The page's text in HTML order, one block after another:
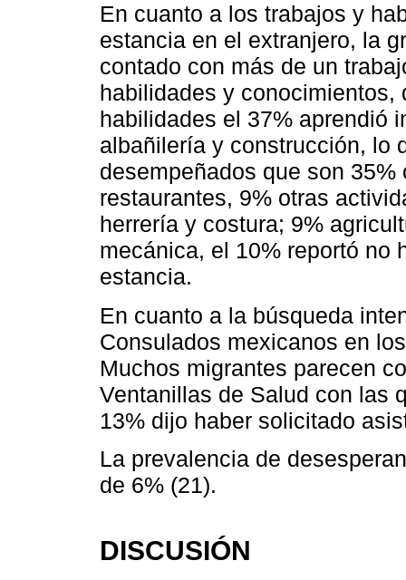
En cuanto a los trabajos y
estancia en el extranjero, la
contado con más de un
habilidades y conocimientos,
habilidades el 37% aprendió
albañilería y construcción, lo
desempeñados que son
restaurantes, 9% otras
herrería y costura; 9%
mecánica, el 10% reportó no
estancia.
En cuanto a la búsqueda
Consulados mexicanos en
Muchos migrantes parecen
Ventanillas de Salud con las
13% dijo haber solicitado
La prevalencia de
de 6% (21).
DISCUSIÓN